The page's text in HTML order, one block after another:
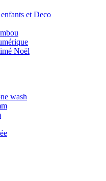
et Deco
Noël
wash